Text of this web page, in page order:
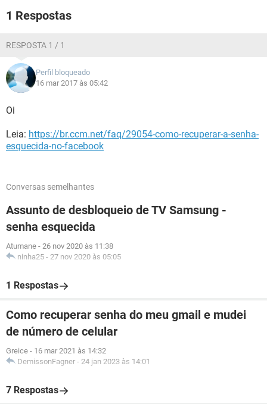
1 Respostas
RESPOSTA 1 / 1
Perfil bloqueado
16 mar 2017 às 05:42
Oi
Leia: https://br.ccm.net/faq/29054-como-recuperar-a-senha-
esquecida-no-facebook
Conversas semelhantes
Assunto de desbloqueio de TV Samsung -
senha esquecida
Atumane - 26 nov 2020 às 11:38
ninha25 - 27 nov 2020 às 05:05
1 Respostas
Como recuperar senha do meu gmail e mudei
de número de celular
Greice - 16 mar 2021 às 14:32
DemissonFagner - 24 jan 2023 às 14:01
7 Respostas